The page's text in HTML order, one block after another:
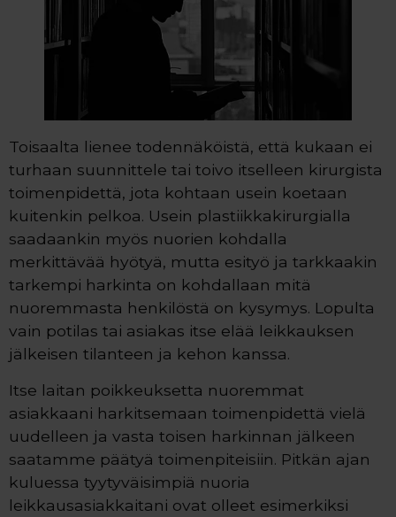
Toisaalta lienee todennäköistä, että kukaan ei
turhaan suunnittele tai toivo itselleen kirurgista
toimenpidettä, jota kohtaan usein koetaan
kuitenkin pelkoa. Usein plastiikkakirurgialla
saadaankin myös nuorien kohdalla
merkittävää hyötyä, mutta esityö ja tarkkaakin
tarkempi harkinta on kohdallaan mitä
nuoremmasta henkilöstä on kysymys. Lopulta
vain potilas tai asiakas itse elää leikkauksen
jälkeisen tilanteen ja kehon kanssa.
Itse laitan poikkeuksetta nuoremmat
asiakkaani harkitsemaan toimenpidettä vielä
uudelleen ja vasta toisen harkinnan jälkeen
saatamme päätyä toimenpiteisiin. Pitkän ajan
kuluessa tyytyväisimpiä nuoria
leikkausasiakkaitani ovat olleet esimerkiksi